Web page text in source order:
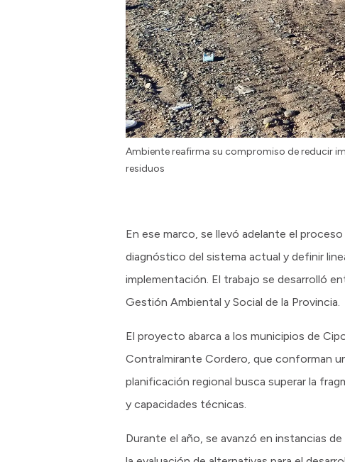
Ambiente reafirma su compromiso de reducir
residuos
En ese marco, se llevó adelante el
diagnóstico del sistema actual y definir
implementación. El trabajo se desarrolló
Gestión Ambiental y Social de la Provincia.
El proyecto abarca a los municipios de
Contralmirante Cordero, que conforman
planificación regional busca superar la
y capacidades técnicas.
Durante el año, se avanzó en instancias